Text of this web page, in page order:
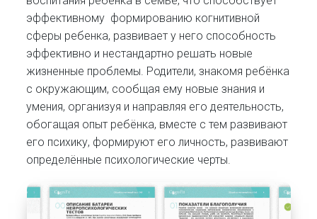
эффективному формированию когнитивной
сферы ребенка, развивает у него способность
эффективно и нестандартно решать новые
жизненные проблемы. Родители, знакомя ребёнка
с окружающим, сообщая ему новые знания и
умения, организуя и направляя его деятельность,
обогащая опыт ребёнка, вместе с тем развивают
его психику, формируют его личность, развивают
определённые психологические черты.